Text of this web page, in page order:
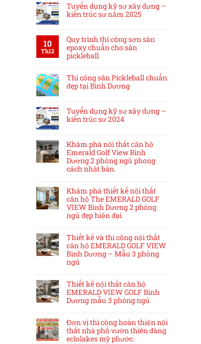
Tuyển dụng kỹ sư xây dựng –
kiến trúc sư năm 2025
10
Th12
Quy trình thi công sơn sàn
epoxy chuẩn cho sân
pickleball
Thi công sân Pickleball chuẩn
đẹp tại Bình Dương
Tuyển dụng kỹ sư xây dựng –
kiến trúc sư 2024
Khám phá nội thất căn hộ
Emerald Golf View Bình
Dương 2 phòng ngủ phong
cách nhật bản.
Khám phá thiết kế nội thất
căn hộ The EMERALD GOLF
VIEW Bình Dương 2 phòng
ngủ đẹp hiện đại
Thiết kế và thi công nội thất
căn hộ EMERALD GOLF VIEW
Bình Dương – Mẫu 3 phòng
ngủ
Thiết kế nội thất căn hộ
EMERALD VIEW GOLF Bình
Dương mẫu 3 phòng ngủ
Đơn vị thi công hoàn thiện nội
thất nhà phố vườn thiên đàng
eclolakes mỹ phước.